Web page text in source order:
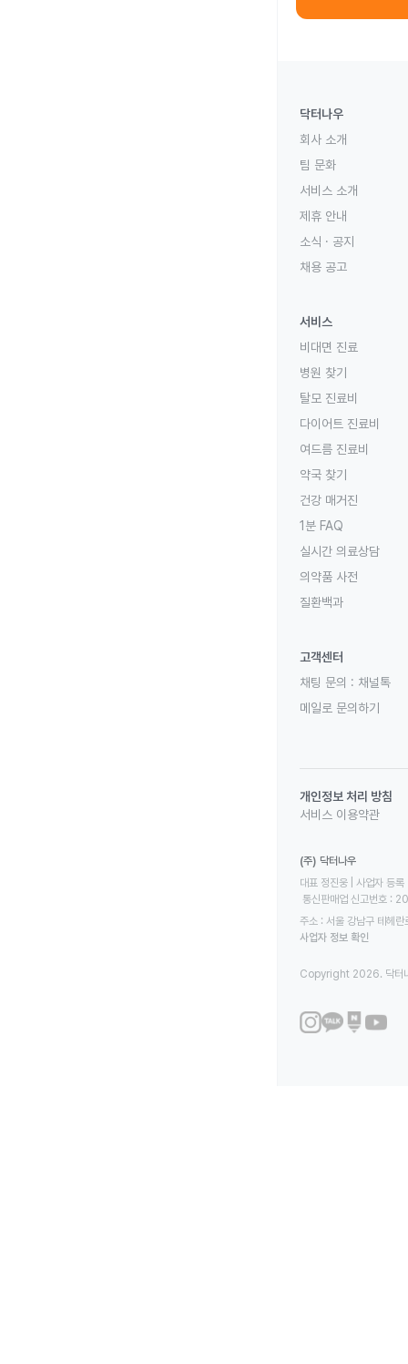
닥터나우
회사 소개
팀 문화
서비스 소개
제휴 안내
소식 · 공지
채용 공고
서비스
비대면 진료
병원 찾기
탈모 진료비
다이어트 진료비
여드름 진료비
약국 찾기
건강 매거진
1분 FAQ
실시간 의료상담
의약품 사전
질환백과
고객센터
채팅 문의 : 채널톡
메일로 문의하기
개인정보 처리 방침
서비스 이용약관
(주) 닥터나우
대표 정진웅 | 사업자
통신판매업 신고번호
주소 : 서울 강남구 테헤
사업자 정보 확인
Copyright 2026. 닥터